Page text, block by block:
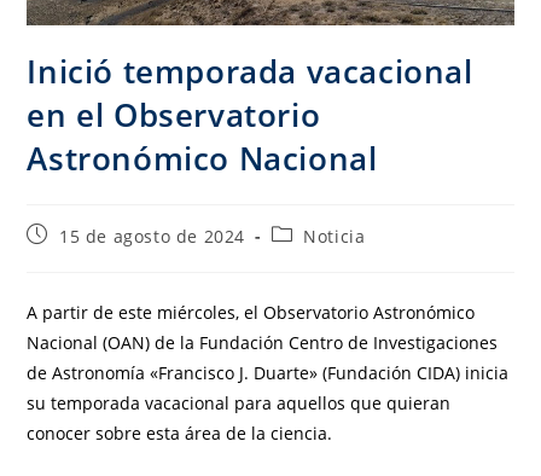
Inició temporada vacacional
en el Observatorio
Astronómico Nacional
15 de agosto de 2024 Noticia
A partir de este miércoles, el Observatorio Astronómico
Nacional (OAN) de la Fundación Centro de Investigaciones
de Astronomía «Francisco J. Duarte» (Fundación CIDA) inicia
su temporada vacacional para aquellos que quieran
conocer sobre esta área de la ciencia.